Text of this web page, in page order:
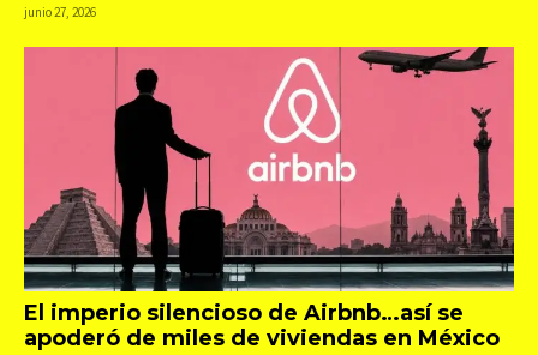
junio 27, 2026
El imperio silencioso de Airbnb…así se
apoderó de miles de viviendas en México